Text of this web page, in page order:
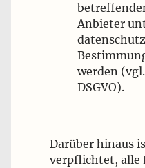
Anbieter
werden
DSGVO).
Darüber hinaus
verpflichtet, alle